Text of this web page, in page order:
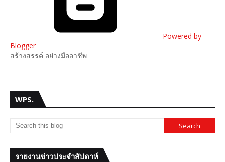
Powered by
Blogger
สร้างสรรค์ อย่างมืออาชีพ
WPS.
รายงานข่าวประจำสัปดาห์